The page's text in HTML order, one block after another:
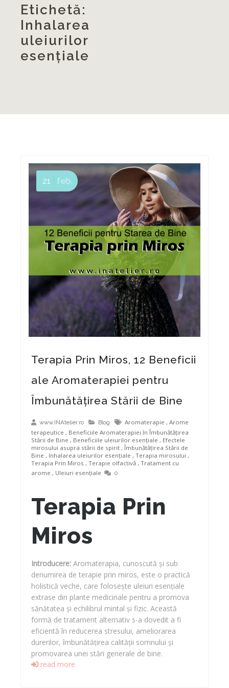
Etichetă:
Inhalarea
uleiurilor
esențiale
Terapia Prin Miros, 12 Beneficii
ale Aromaterapiei pentru
Îmbunătățirea Stării de Bine
www.INAtelier.ro Blog Aromaterapie , Arome
terapeutice , Beneficiile Aromaterapiei în Îmbunătățirea
Stării de Bine , Beneficiile uleiurilor esențiale , Efectele
mirosului asupra stării de spirit , Îmbunătățirea Stării de
Bine , Inhalarea uleiurilor esențiale , Terapia mirosului ,
Terapia Prin Miros , Terapie olfactivă , Tratament cu
arome , Uleiuri esențiale 0
21 feb.
Terapia Prin
Miros
Introducere: Aromaterapia, cunoscută și sub
denumirea de terapie prin miros, este o practică
holistică veche, care folosește uleiuri esențiale
extrase din plante medicinale pentru a promova
sănătatea și echilibrul mintal și fizic. Această
formă de tratament alternativ s-a dovedit a fi
eficientă în reducerea stresului, ameliorarea
durerilor, îmbunătățirea calității somnului și
promovarea unei stări generale de bine.
read more